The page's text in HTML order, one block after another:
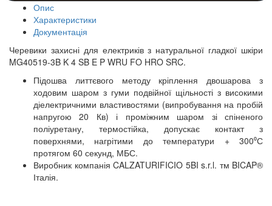
Опис
Характеристики
Документація
Черевики захисні для електриків з натуральної гладкої шкіри
MG40519-3B K 4 SB E P WRU FO HRO SRC.
Підошва литтєвого методу кріплення двошарова з
ходовим шаром з гуми подвійної щільності з високими
діелектричними властивостями (випробування на пробій
напругою 20 Кв) і проміжним шаром зі спіненого
поліуретану, термостійка, допускає контакт з
поверхнями, нагрітими до температури + 300⁰С
протягом 60 секунд, МБС.
Виробник компанія CALZATURIFICIO 5BI s.r.l. тм BICAP®
Італія.